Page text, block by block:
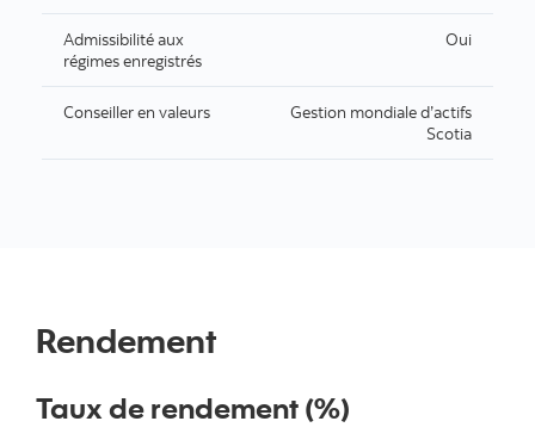
Admissibilité aux
régimes enregistrés
Oui
Conseiller en valeurs
Gestion mondiale d’actifs
Scotia
Rendement
Taux de rendement (%)